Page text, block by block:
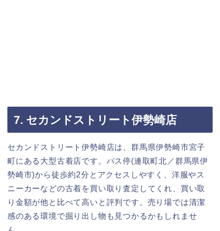
7. セカンドストリート伊勢崎店
セカンドストリート伊勢崎店は、群馬県伊勢崎市宮子
町にある大型古着店です。バス停(連取町北／群馬県伊
勢崎市)から徒歩約2分とアクセスしやすく、洋服やス
ニーカーなどの古着を買い取り査定してくれ、買い取
り金額が他と比べて高いと評判です。売り場では清潔
感のある環境で掘り出し物も見つかるかもしれませ